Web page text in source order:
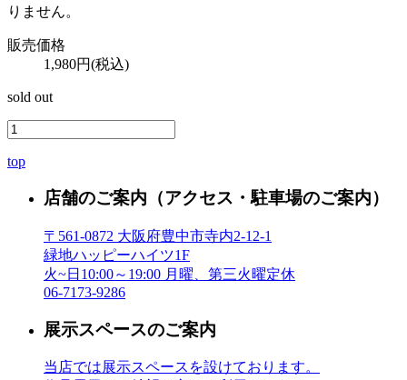
りません。
販売価格
1,980円(税込)
sold out
top
店舗のご案内 （アクセス・駐車場のご案内）
〒561-0872 大阪府豊中市寺内2-12-1
緑地ハッピーハイツ1F
火~日10:00～19:00 月曜、第三火曜定休
06-7173-9286
展示スペースのご案内
当店では展示スペースを設けております。